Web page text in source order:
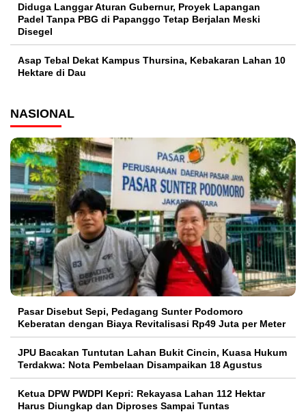
Diduga Langgar Aturan Gubernur, Proyek Lapangan
Padel Tanpa PBG di Papanggo Tetap Berjalan Meski
Disegel
Asap Tebal Dekat Kampus Thursina, Kebakaran Lahan 10
Hektare di Dau
NASIONAL
Pasar Disebut Sepi, Pedagang Sunter Podomoro
Keberatan dengan Biaya Revitalisasi Rp49 Juta per Meter
JPU Bacakan Tuntutan Lahan Bukit Cincin, Kuasa Hukum
Terdakwa: Nota Pembelaan Disampaikan 18 Agustus
Ketua DPW PWDPI Kepri: Rekayasa Lahan 112 Hektar
Harus Diungkap dan Diproses Sampai Tuntas